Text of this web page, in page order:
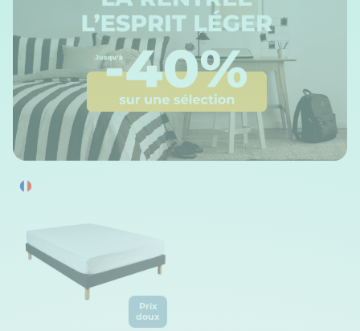
Prix
doux